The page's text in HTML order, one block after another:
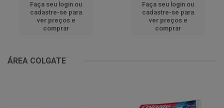
Faça seu login ou
cadastre-se para
ver preços e
comprar
Faça seu login ou
cadastre-se para
ver preços e
comprar
ÁREA COLGATE